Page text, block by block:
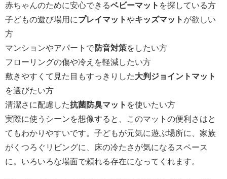
赤ちゃんのために安心できるベビーマット を探している方
子どもの遊び場用にプレイマットやキッズマット が欲しい
方
マンションやアパートで防音対策をしたい方
フローリングの傷や冷えを軽減したい方
敷きやすくて見た目もすっきりした大判ジョイントマット
を選びたい方
清潔さに配慮した抗菌防臭マット を使いたい方
実際に使うシーンを想像すると、このマットの便利さはと
てもわかりやすいです。子どもが元気に遊ぶ場所に、家族
がくつろぐリビングに、床の冷たさが気になるスペース
に。いろいろな場面で頼れる存在になってくれます。